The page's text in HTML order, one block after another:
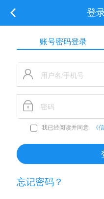
登
账号密码登录
我已经阅读并同意 《
忘记密码？